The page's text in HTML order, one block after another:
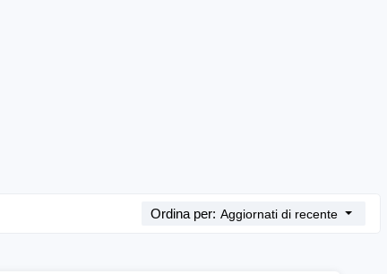
Ordina per: Aggiornati di recente